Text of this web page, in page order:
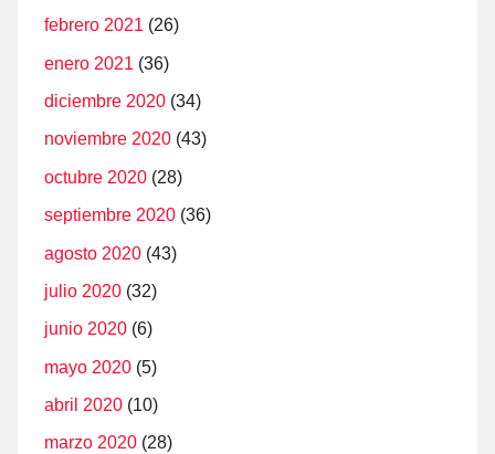
febrero 2021 (26)
enero 2021 (36)
diciembre 2020 (34)
noviembre 2020 (43)
octubre 2020 (28)
septiembre 2020 (36)
agosto 2020 (43)
julio 2020 (32)
junio 2020 (6)
mayo 2020 (5)
abril 2020 (10)
marzo 2020 (28)